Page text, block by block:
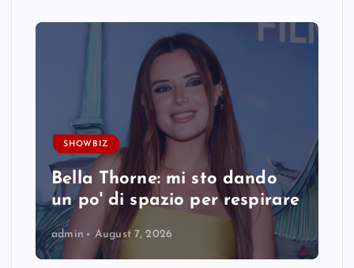
SHOWBIZ
Bella Thorne: mi sto dando
un po' di spazio per respirare
admin August 7, 2026